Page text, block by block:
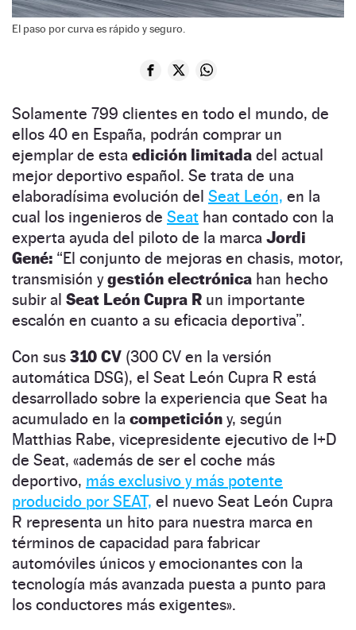
El paso por curva es rápido y seguro.
Solamente 799 clientes en todo el mundo, de
ellos 40 en España, podrán comprar un
ejemplar de esta edición limitada del actual
mejor deportivo español. Se trata de una
elaboradísima evolución del Seat León, en la
cual los ingenieros de Seat han contado con la
experta ayuda del piloto de la marca Jordi
Gené: “El conjunto de mejoras en chasis, motor,
transmisión ygestión electrónica han hecho
subir al Seat León Cupra R un importante
escalón en cuanto a su eficacia deportiva”.
Con sus 310 CV (300 CV en la versión
automática DSG), el Seat León Cupra R está
desarrollado sobre la experiencia que Seat ha
acumulado en la competición y, según
Matthias Rabe, vicepresidente ejecutivo de I+D
de Seat, «además de ser el coche más
deportivo, más exclusivo y más potente
producido por SEAT, el nuevo Seat León Cupra
R representa un hito para nuestra marca en
términos de capacidad para fabricar
automóviles únicos y emocionantes con la
tecnología más avanzada puesta a punto para
los conductores más exigentes».